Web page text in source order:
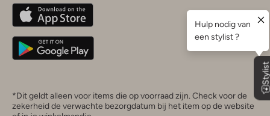
Deutschland
*Dit geldt alleen voor items die op voorraad zijn. Check voor de
zekerheid de verwachte bezorgdatum bij het item op de website